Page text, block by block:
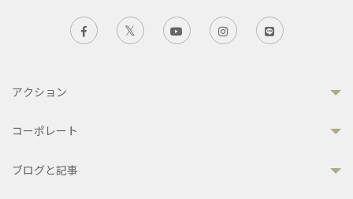
アクション
コーポレート
ブログと記事